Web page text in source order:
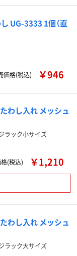
UG-3333 1個（直
価格(税込) ￥946
わし入れ メッシュ
ラック小サイズ
(税込) ￥1,210
わし入れ メッシュ
ラック大サイズ